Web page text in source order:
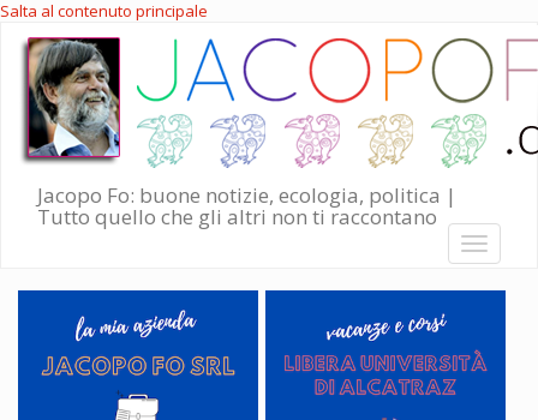
Salta al contenuto principale
Jacopo Fo: buone notizie, ecologia, politica |
Tutto quello che gli altri non ti raccontano
Toggle